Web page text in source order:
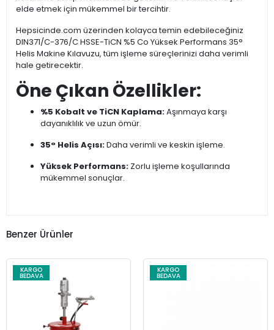
elde etmek için mükemmel bir tercihtir.
Hepsicinde.com üzerinden kolayca temin edebileceğiniz
DIN371/C-376/C HSSE-TiCN %5 Co Yüksek Performans 35°
Helis Makine Kılavuzu, tüm işleme süreçlerinizi daha verimli
hale getirecektir.
Öne Çıkan Özellikler:
%5 Kobalt ve TiCN Kaplama:Aşınmaya karşı
dayanıklılık ve uzun ömür.
35° Helis Açısı:Daha verimli ve keskin işleme.
Yüksek Performans: Zorlu işleme koşullarında
mükemmel sonuçlar.
Benzer Ürünler
KARGO
BEDAVA
KARGO
BEDAVA